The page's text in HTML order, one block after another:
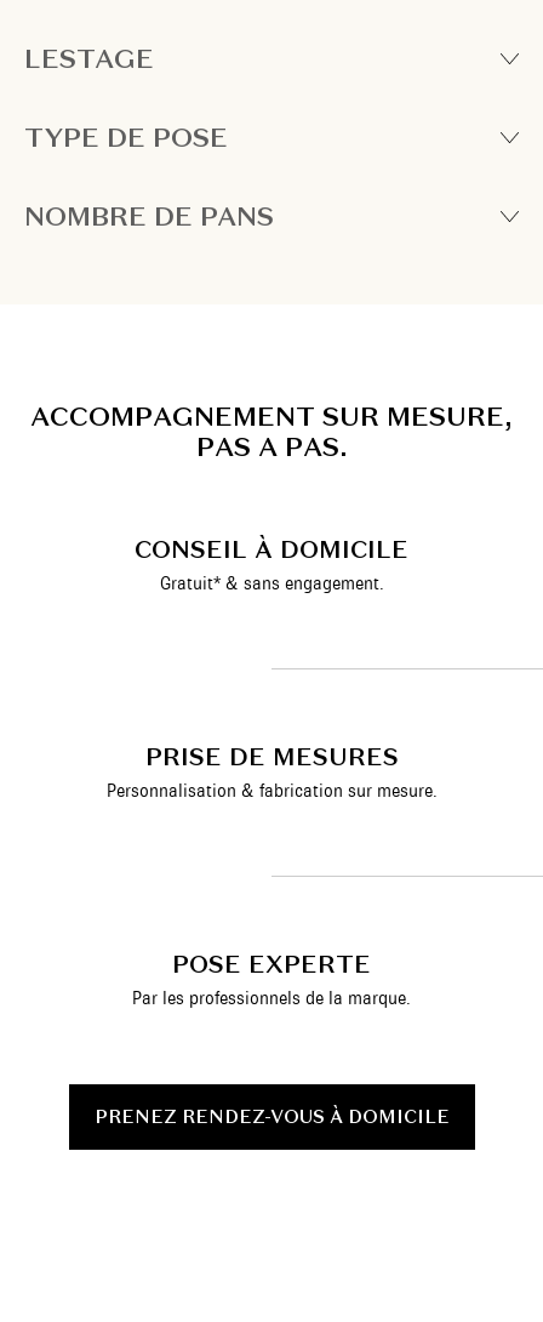
LESTAGE
TYPE DE POSE
NOMBRE DE PANS
ACCOMPAGNEMENT SUR MESURE,
PAS A PAS.
CONSEIL À DOMICILE
Gratuit* & sans engagement.
PRISE DE MESURES
Personnalisation & fabrication sur mesure.
POSE EXPERTE
Par les professionnels de la marque.
PRENEZ RENDEZ-VOUS À DOMICILE